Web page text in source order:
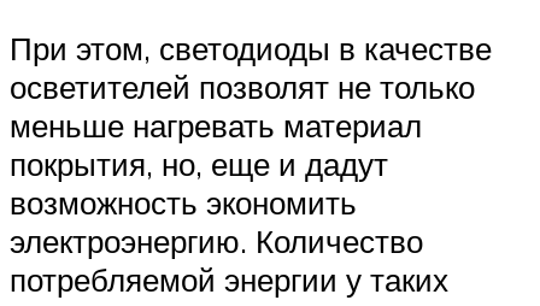
При этом, светодиоды в качестве
осветителей позволят не только
меньше нагревать материал
покрытия, но, еще и дадут
возможность экономить
электроэнергию. Количество
потребляемой энергии у таких